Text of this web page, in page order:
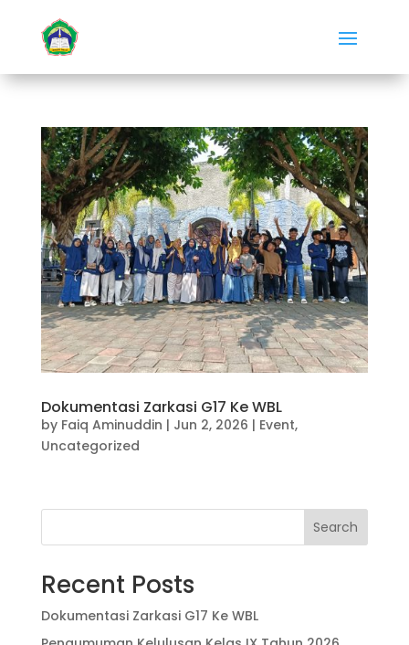
Dokumentasi Zarkasi G17 Ke WBL
by Faiq Aminuddin | Jun 2, 2026 | Event,
Uncategorized
Search
Recent Posts
Dokumentasi Zarkasi G17 Ke WBL